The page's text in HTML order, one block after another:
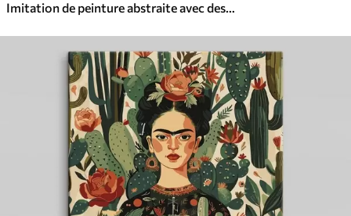
Imitation de peinture abstraite avec des cercles orange et gris, des feuilles et des branches, style moderne, effet aquarelle